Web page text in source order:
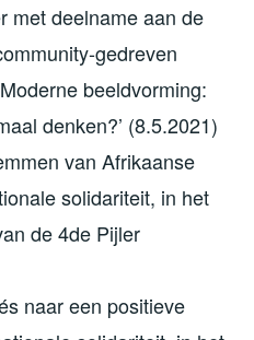
met deelname aan de
gedreven
beeldvorming:
denken?’ (8.5.2021)
van Afrikaanse
solidariteit, in het
de 4de Pijler
naar een positieve